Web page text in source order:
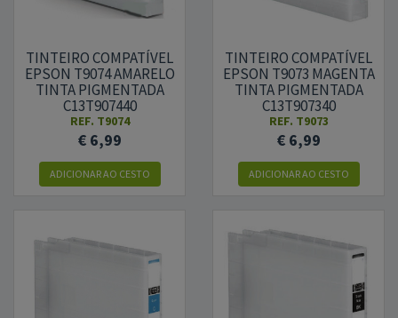
TINTEIRO COMPATÍVEL
EPSON T9074 AMARELO
TINTA PIGMENTADA
C13T907440
REF. T9074
€ 6,99
ADICIONARAO CESTO
TINTEIRO COMPATÍVEL
EPSON T9073 MAGENTA
TINTA PIGMENTADA
C13T907340
REF. T9073
€ 6,99
ADICIONARAO CESTO